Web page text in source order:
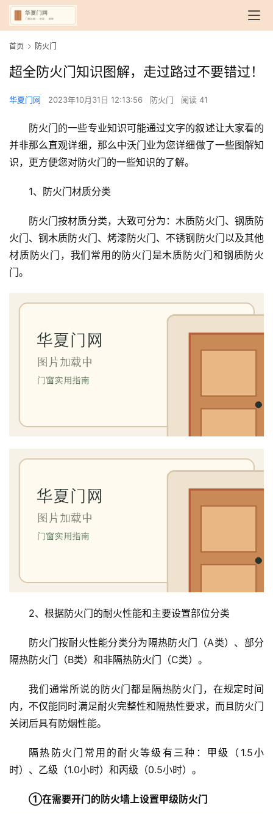
首页 防火门
超全防火门知识图解，走过路过不要错过！
华夏门网 2023年10月31日 12:13:56 防火门 阅读 41
防火门的一些专业知识可能通过文字的叙述让大家看的
并非那么直观详细，那么中沃门业为您详细做了一些图解知
识，更方便您对防火门的一些知识的了解。
1、防火门材质分类
防火门按材质分类，大致可分为：木质防火门、钢质防
火门、钢木质防火门、烤漆防火门、不锈钢防火门以及其他
材质防火门，我们常用的防火门是木质防火门和钢质防火
门。
2、根据防火门的耐火性能和主要设置部位分类
防火门按耐火性能分类分为隔热防火门（A类）、部分
隔热防火门（B类）和非隔热防火门（C类）。
我们通常所说的防火门都是隔热防火门，在规定时间
内，不仅能同时满足耐火完整性和隔热性要求，而且防火门
关闭后具有防烟性能。
隔热防火门常用的耐火等级有三种：甲级（1.5小
时）、乙级（1.0小时）和丙级（0.5小时）。
①在需要开门的防火墙上设置甲级防火门